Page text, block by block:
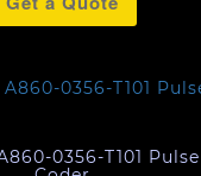
0356-T101 Pulse